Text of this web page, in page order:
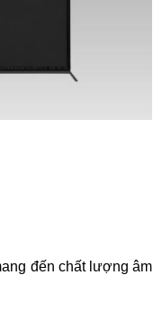
đến chất lượng âm